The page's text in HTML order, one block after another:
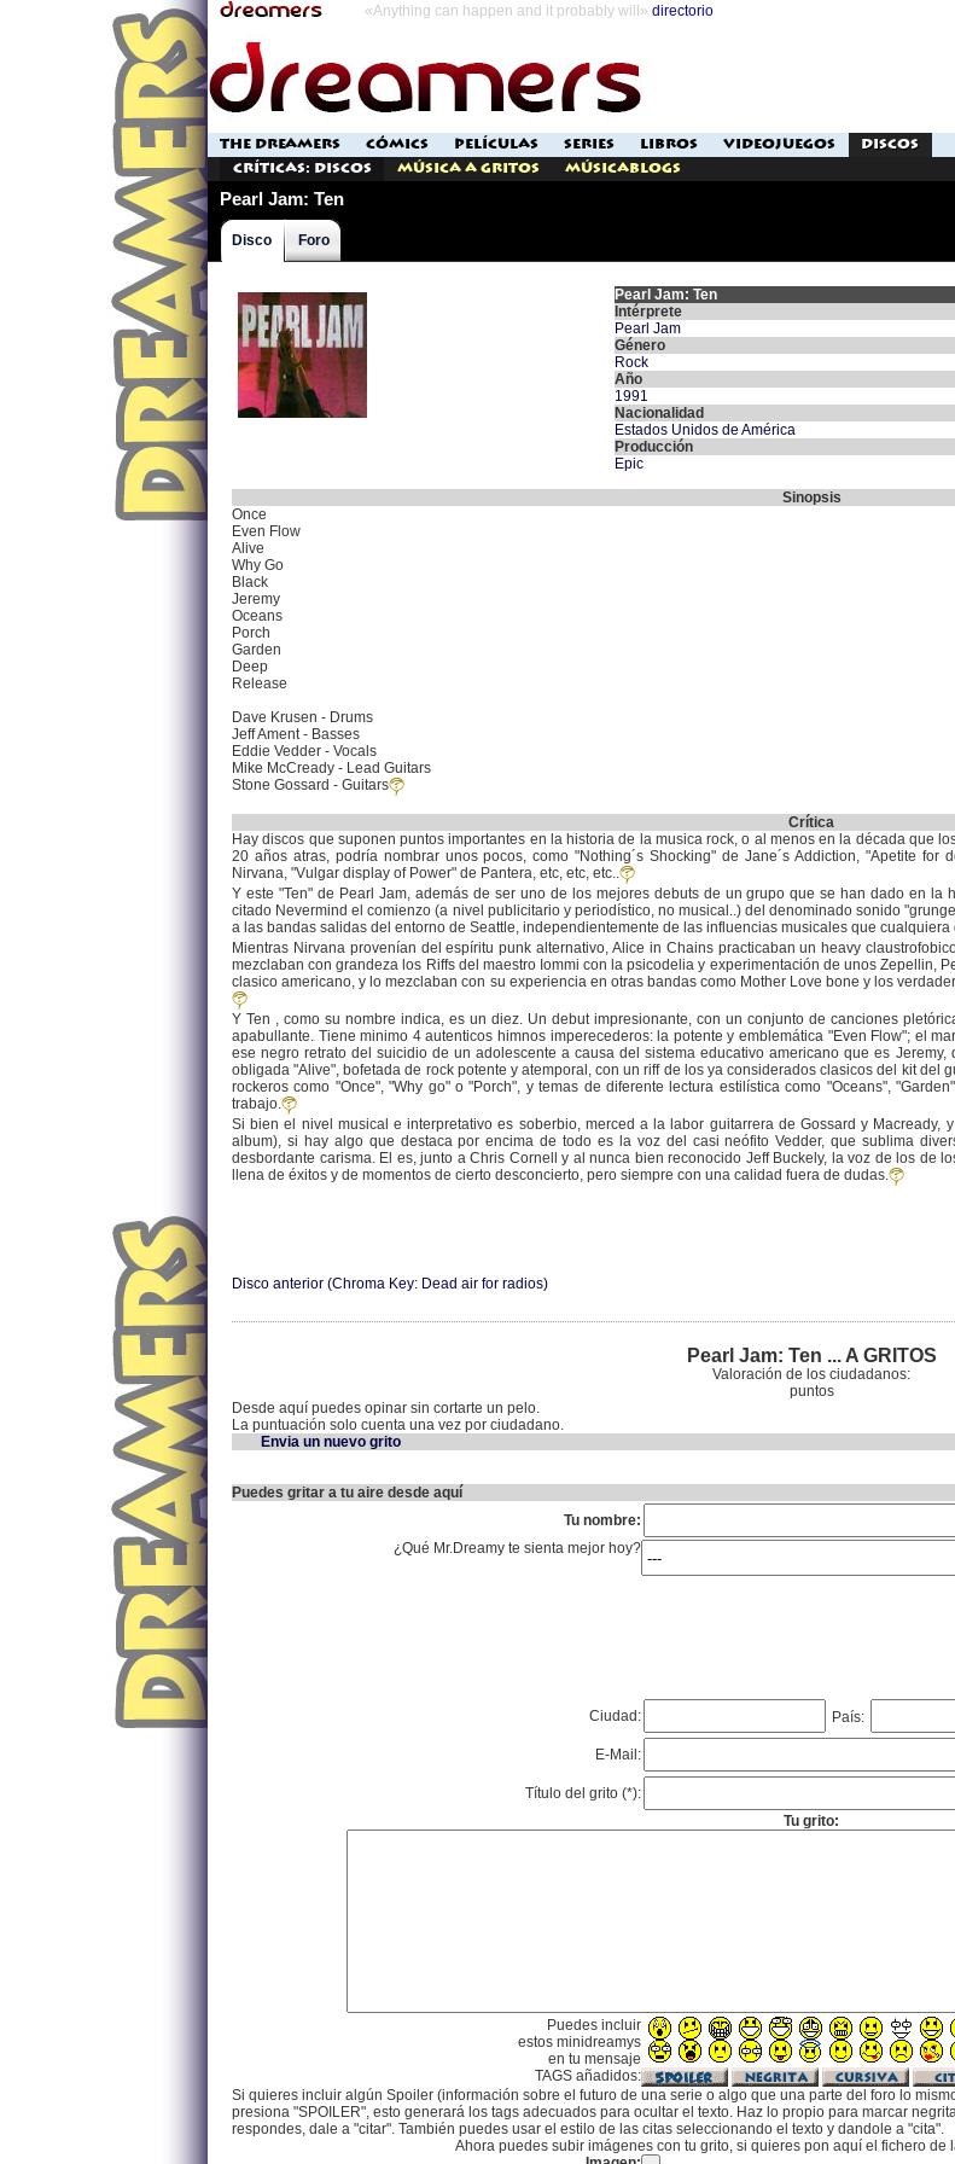
«Anything can happen and it probably will» directorio
THE DREAMERS CÓMICS PELÍCULAS SERIES LIBROS VIDEOJUEGOS
DISCOS
Críticas: Discos
Música a Gritos Músicablogs
Pearl Jam: Ten
Disco Foro
Pearl Jam: Ten
Intérprete
Pearl Jam
Género
Rock
Año
1991
Nacionalidad
Estados Unidos de América
Producción
Epic
Sinopsis
Once
Even Flow
Alive
Why Go
Black
Jeremy
Oceans
Porch
Garden
Deep
Release
Dave Krusen - Drums
Jeff Ament - Basses
Eddie Vedder - Vocals
Mike McCready - Lead Guitars
Stone Gossard - Guitars
Crítica
Hay discos que suponen puntos importantes en la historia de la musica rock, o al menos en la década que
20 años atras, podría nombrar unos pocos, como "Nothing´s Shocking" de Jane´s Addiction, "Apetite for
Nirvana, "Vulgar display of Power" de Pantera, etc, etc, etc..
Y este "Ten" de Pearl Jam, además de ser uno de los mejores debuts de un grupo que se han dado en la
citado Nevermind el comienzo (a nivel publicitario y periodístico, no musical..) del denominado sonido
a las bandas salidas del entorno de Seattle, independientemente de las influencias musicales que cualquiera
Mientras Nirvana provenían del espíritu punk alternativo, Alice in Chains practicaban un heavy
mezclaban con grandeza los Riffs del maestro Iommi con la psicodelia y experimentación de unos Zepellin,
clasico americano, y lo mezclaban con su experiencia en otras bandas como Mother Love bone y los
Y Ten , como su nombre indica, es un diez. Un debut impresionante, con un conjunto de canciones
apabullante. Tiene minimo 4 autenticos himnos imperecederos: la potente y emblemática "Even Flow"; el
ese negro retrato del suicidio de un adolescente a causa del sistema educativo americano que es
obligada "Alive", bofetada de rock potente y atemporal, con un riff de los ya considerados clasicos del kit del
rockeros como "Once", "Why go" o "Porch", y temas de diferente lectura estilística como "Oceans",
trabajo.
Si bien el nivel musical e interpretativo es soberbio, merced a la labor guitarrera de Gossard y Macready,
album), si hay algo que destaca por encima de todo es la voz del casi neófito Vedder, que sublima
desbordante carisma. El es, junto a Chris Cornell y al nunca bien reconocido Jeff Buckely, la voz de los de
llena de éxitos y de momentos de cierto desconcierto, pero siempre con una calidad fuera de dudas.
Disco anterior (Chroma Key: Dead air for radios)
Pearl Jam: Ten ... A GRITOS
Valoración de los ciudadanos:
puntos
Desde aquí puedes opinar sin cortarte un pelo.
La puntuación solo cuenta una vez por ciudadano.
Envia un nuevo grito
Puedes gritar a tu aire desde aquí
Tu nombre:
¿Qué Mr.Dreamy te sienta mejor hoy?
Ciudad: País:
E-Mail:
Título del grito (*):
Tu grito:
Puedes incluir
estos minidreamys
en tu mensaje
TAGS añadidos:
Si quieres incluir algún Spoiler (información sobre el futuro de una serie o algo que una parte del foro lo
presiona "SPOILER", esto generará los tags adecuados para ocultar el texto. Haz lo propio para marcar
respondes, dale a "citar". También puedes usar el estilo de las citas seleccionando el texto y dandole a "cita".
Ahora puedes subir imágenes con tu grito, si quieres pon aquí el fichero de